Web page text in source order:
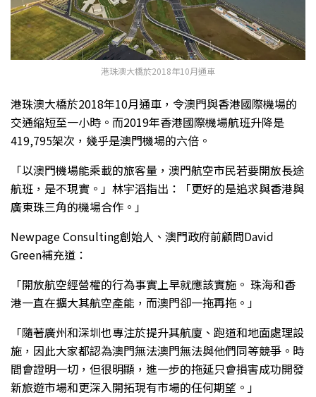
港珠澳大橋於2018年10月通車
港珠澳大橋於2018年10月通車，令澳門與香港國際機場的
交通縮短至一小時。而2019年香港國際機場航班升降是
419,795架次，幾乎是澳門機場的六倍。
「以澳門機場能乘載的旅客量，澳門航空市民若要開放長途
航班，是不現實。」林宇滔指出：「更好的是追求與香港與
廣東珠三角的機場合作。」
Newpage Consulting創始人、澳門政府前顧問David
Green補充道：
「開放航空經營權的行為事實上早就應該實施。 珠海和香
港一直在擴大其航空產能，而澳門卻一拖再拖。」
「隨著廣州和深圳也專注於提升其航廈、跑道和地面處理設
施，因此大家都認為澳門無法澳門無法與他們同等競爭。時
間會證明一切，但很明顯，進一步的拖延只會損害成功開發
新旅遊市場和更深入開拓現有市場的任何期望。」